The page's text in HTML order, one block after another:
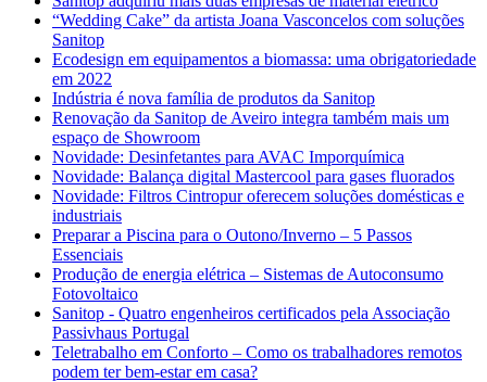
“Wedding Cake” da artista Joana Vasconcelos com soluções
Sanitop
Ecodesign em equipamentos a biomassa: uma obrigatoriedade
em 2022
Indústria é nova família de produtos da Sanitop
Renovação da Sanitop de Aveiro integra também mais um
espaço de Showroom
Novidade: Desinfetantes para AVAC Imporquímica
Novidade: Balança digital Mastercool para gases fluorados
Novidade: Filtros Cintropur oferecem soluções domésticas e
industriais
Preparar a Piscina para o Outono/Inverno – 5 Passos
Essenciais
Produção de energia elétrica – Sistemas de Autoconsumo
Fotovoltaico
Sanitop - Quatro engenheiros certificados pela Associação
Passivhaus Portugal
Teletrabalho em Conforto – Como os trabalhadores remotos
podem ter bem-estar em casa?